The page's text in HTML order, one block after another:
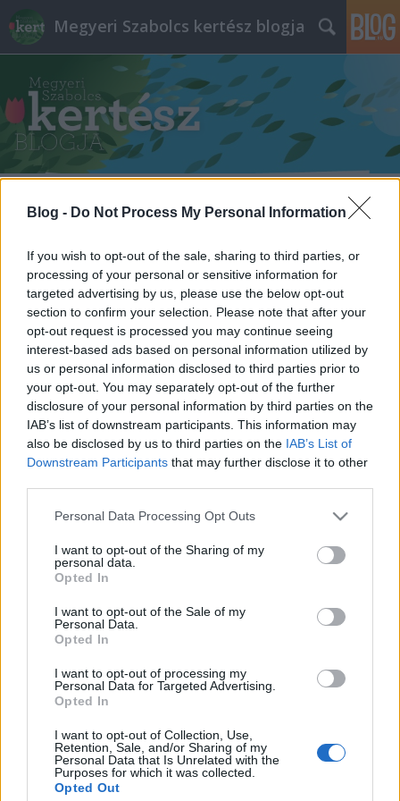
Blog - Do Not Process My Personal Information
If you wish to opt-out of the sale, sharing to third parties, or
processing of your personal or sensitive information for
targeted advertising by us, please use the below opt-out
section to confirm your selection. Please note that after your
opt-out request is processed you may continue seeing
interest-based ads based on personal information utilized by
us or personal information disclosed to third parties prior to
your opt-out. You may separately opt-out of the further
disclosure of your personal information by third parties on the
IAB’s list of downstream participants. This information may
also be disclosed by us to third parties on the IAB’s List of
Downstream Participants that may further disclose it to other
Please note that this website/app uses one or more Google
not limited to your visit or usage behaviour. You may click to
grant or deny consent to Google and its third-party tags to
use your data for below specified purposes in below Google
consent section.
Personal Data Processing Opt Outs
I want to opt-out of the Sharing of my
personal data.
Opted In
I want to opt-out of the Sale of my
Personal Data.
Opted In
I want to opt-out of processing my
Personal Data for Targeted Advertising.
Opted In
I want to opt-out of Collection, Use,
Retention, Sale, and/or Sharing of my
Personal Data that Is Unrelated with the
Purposes for which it was collected.
Opted Out
Megyeri Szabolcs kertész blogja
Krumplibogár mementó
Megyeri Szabolcs •2013. március 01.
A napokban értekeztem a házi
burgonyatermesztésről, ami csuda jó dolog, ám
mint minden terménynél, a krumplinál is megvan az
az ősellenség, amelyik megkeseríti a gondos gazda
életét. Jelen esetben a gonosz nem más, mint a
beszédes nevű krumplibogár, elegánsabb nevén…
Válságkrumpli
A múlt hét végén látott napvilágot a Központi
Statisztikai Hivatal jelentése, mely többek között a
burgonya árát is monitorozza. Nem meglepetés,
hogy az árfolyam meredeken nő, vagyis a krumpli
egyre drágább lesz, olyannyira, hogy a többi
zöldségféle közül messze kiugró…
A császár kedvenc zöldsége...
Megyeri Szabolcs•2012. október 08.
...a paszternák, vagy pasztinák. Ez a nem túl ismert